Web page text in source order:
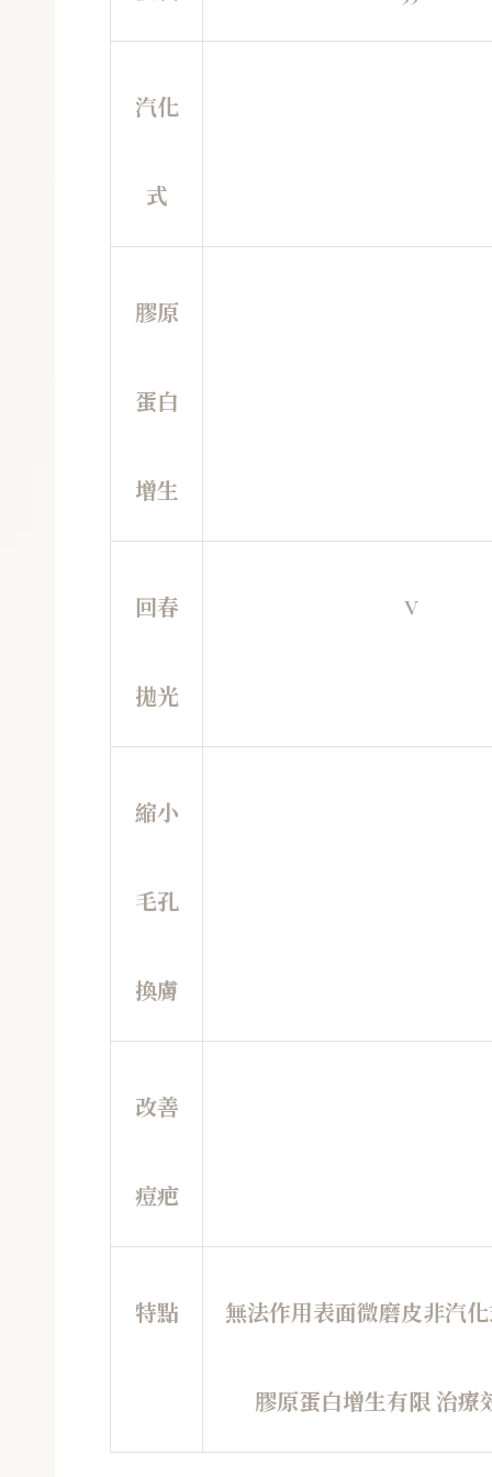
汽化
式
膠原
蛋白
增生
回春
拋光
V
縮小
毛孔
換膚
改善
痘疤
特點 無法作用表面微磨皮非汽
膠原蛋白增生有限 治療